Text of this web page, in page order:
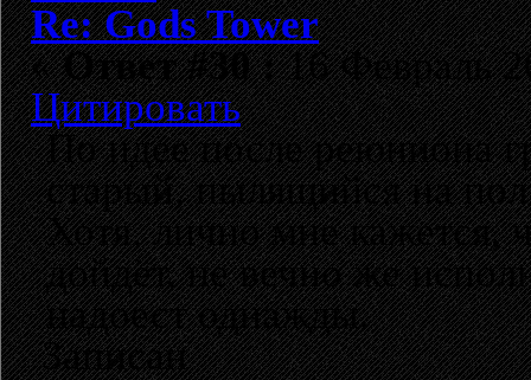
Re: Gods Tower
«Ответ #30 :16 Февраль
Цитировать
По идее после реюниона
старый, пылящийся на
Хотя, лично мне кажется,
дойдёт, не вечно же
надоест однажды.
Записан